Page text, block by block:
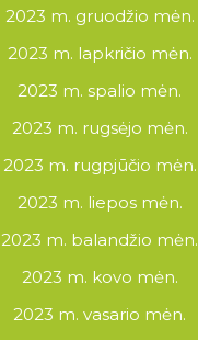
2023 m. gruodžio mėn.
2023 m. lapkričio mėn.
2023 m. spalio mėn.
2023 m. rugsėjo mėn.
2023 m. rugpjūčio mėn.
2023 m. liepos mėn.
2023 m. balandžio mėn.
2023 m. kovo mėn.
2023 m. vasario mėn.